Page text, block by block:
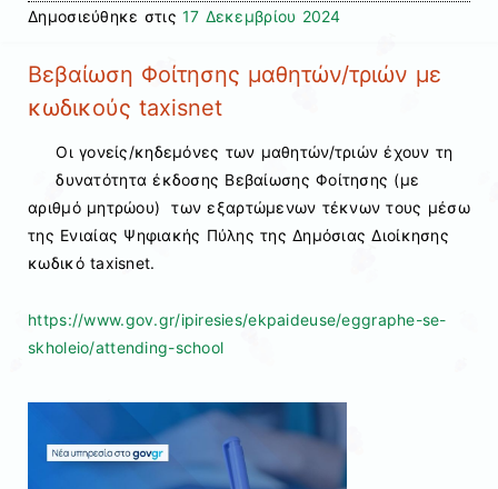
Δημοσιεύθηκε στις 17 Δεκεμβρίου 2024
Βεβαίωση Φοίτησης μαθητών/τριών με
κωδικούς taxisnet
Οι γονείς/κηδεμόνες των μαθητών/τριών έχουν τη
δυνατότητα έκδοσης Βεβαίωσης Φοίτησης (με
αριθμό μητρώου) των εξαρτώμενων τέκνων τους μέσω
της Ενιαίας Ψηφιακής Πύλης της Δημόσιας Διοίκησης
κωδικό taxisnet.
https://www.gov.gr/ipiresies/ekpaideuse/eggraphe-se-
skholeio/attending-school